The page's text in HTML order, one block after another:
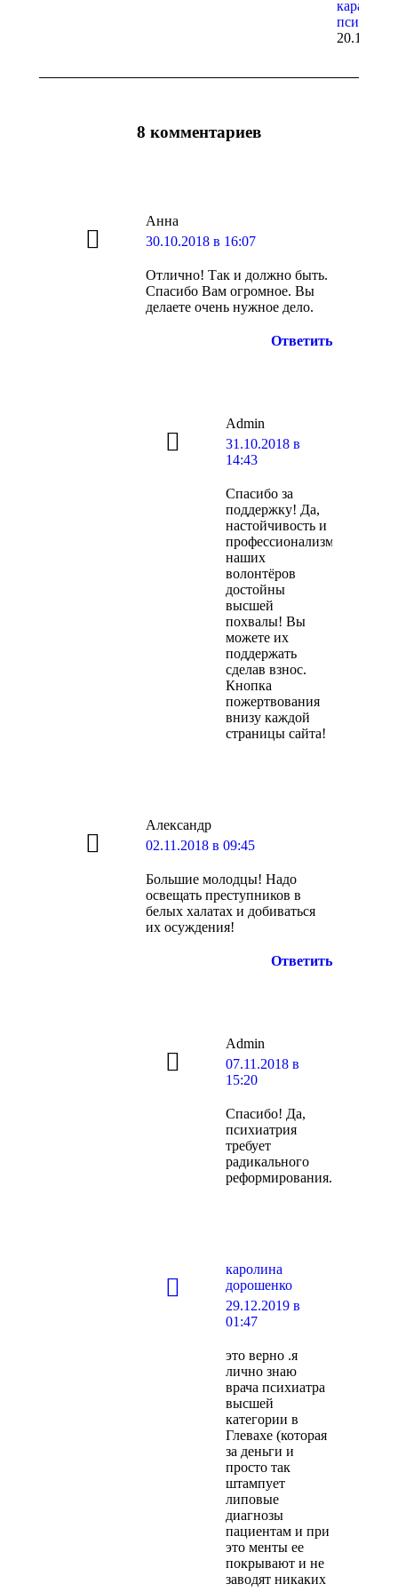
8 комментариев
Анна
говорит:
30.10.2018 в 16:07
Отлично! Так и должно быть.
Спасибо Вам огромное. Вы
делаете очень нужное дело.
Ответить
Admin
говорит:
31.10.2018 в
14:43
Спасибо за
поддержку! Да,
настойчивость и
профессионализм
наших
волонтёров
достойны
высшей
похвалы! Вы
можете их
поддержать
сделав взнос.
Кнопка
пожертвования
внизу каждой
страницы сайта!
Александр
говорит:
02.11.2018 в 09:45
Большие молодцы! Надо
освещать преступников в
белых халатах и добиваться
их осуждения!
Ответить
Admin
говорит:
07.11.2018 в
15:20
Спасибо! Да,
психиатрия
требует
радикального
реформирования.
каролина
дорошенко
говорит:
29.12.2019 в
01:47
это верно .я
лично знаю
врача психиатра
высшей
категории в
Глевахе (которая
за деньги и
просто так
штампует
липовые
диагнозы
пациентам и при
это менты ее
покрывают и не
заводят никаких